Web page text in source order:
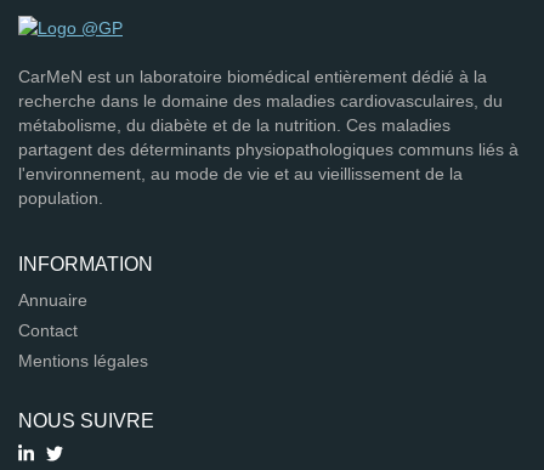
CarMeN est un laboratoire biomédical entièrement dédié à la
recherche dans le domaine des maladies cardiovasculaires, du
métabolisme, du diabète et de la nutrition. Ces maladies
partagent des déterminants physiopathologiques communs liés à
l'environnement, au mode de vie et au vieillissement de la
population.
INFORMATION
Annuaire
Contact
Mentions légales
NOUS SUIVRE